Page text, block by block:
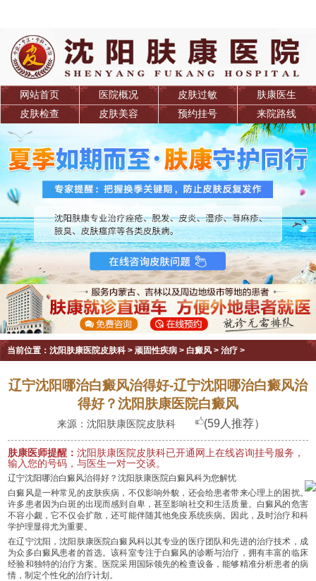
网站首页 医院概况 皮肤过敏
肤康医生
皮肤检查
皮肤美容 预约挂号 来院路线
当前位置： 沈阳肤康医院皮肤科> 顽固性疾病> 白癜风> 治疗>
辽宁沈阳哪治白癜风治得好-辽宁沈阳哪治白癜风治
得好？沈阳肤康医院白癜风
来源：沈阳肤康医院皮肤科 (59人推荐）
肤康医师提醒：沈阳肤康医院皮肤科已开通网上在线咨询挂号服务，
输入您的号码，与医生一对一交谈。
辽宁沈阳哪治白癜风治得好？沈阳肤康医院白癜风科为您解忧
白癜风是一种常见的皮肤疾病，不仅影响外貌，还会给患者带来心理上的困扰。
许多患者因为白斑的出现而感到自卑，甚至影响社交和生活质量。白癜风的危害
不容小觑，它不仅会扩散，还可能伴随其他免疫系统疾病。因此，及时治疗和科
学护理显得尤为重要。
在辽宁沈阳，沈阳肤康医院白癜风科以其专业的医疗团队和先进的治疗技术，成
为众多白癜风患者的首选。该科室专注于白癜风的诊断与治疗，拥有丰富的临床
经验和独特的治疗方案。医院采用国际领先的检查设备，能够精准分析患者的病
情，制定个性化的治疗计划。